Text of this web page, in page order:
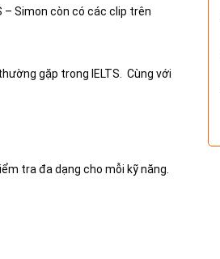
– Simon còn có các clip trên
gặp trong IELTS. Cùng với
tra đa dạng cho mỗi kỹ năng.